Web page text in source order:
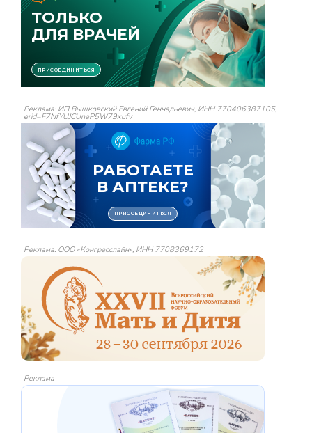
Реклама: ИП Вышковский Евгений Геннадьевич, ИНН 770406387105,
erid=F7NfYUJCUneP5W79xufv
Реклама: ООО «Конгресслайн», ИНН 7708369172
Реклама